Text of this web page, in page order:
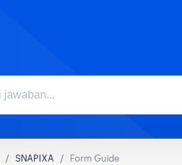
SNAPIXA Form Guide